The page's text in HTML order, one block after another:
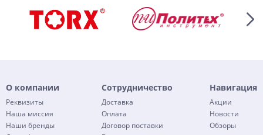
О компании
Реквизиты
Наша миссия
Наши бренды
Сотрудничество
Доставка
Оплата
Договор поставки
Навигация
Акции
Новости
Обзоры